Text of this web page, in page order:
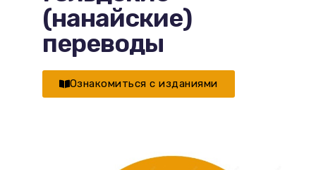
(нанайские)
переводы
Ознакомиться с изданиями